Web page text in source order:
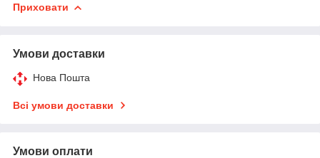
Приховати
Умови доставки
Нова Пошта
Всі умови доставки
Умови оплати